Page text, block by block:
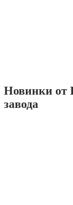
Новинки от
завода